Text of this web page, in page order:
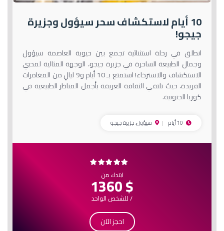
10 أيام لاستكشاف سحر سيؤول وجزيرة
جيجو!
انطلق في رحلة استثنائية تجمع بين حيوية العاصمة سيؤول
وجمال الطبيعة الساحرة في جزيرة جيجو، الوجهة المثالية لمحبي
الاستكشاف والاسترخاء! استمتع بـ 10 أيام و9 ليالٍ من المغامرات
الفريدة، حيث تلتقي الثقافة العريقة بأجمل المناظر الطبيعية في
كوريا الجنوبية.
سيؤول، جزيرة جيجو
ابتداء من $ 1360
/ للشخص الواحد
احجز الآن